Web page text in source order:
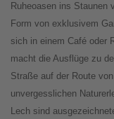
Ruheoasen ins Staunen
Form von exklusivem
sich in einem Café oder
macht die Ausflüge zu
Straße auf der Route
unvergesslichen
Lech sind